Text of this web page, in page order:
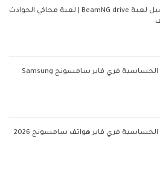
متطلبات تشغيل لعبة BeamNG drive | لعبة محاكي الحوادث
أفضل إعدادات الحساسية فري فاير سامسونج Samsung
فري فاير هواتف سامسونج 2026